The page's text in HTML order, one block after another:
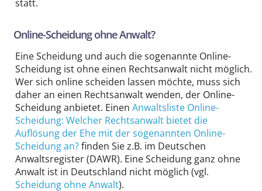
statt.
Online-Scheidung ohne Anwalt?
Eine Scheidung und auch die sogenannte Online-
Scheidung ist ohne einen Rechtsanwalt nicht möglich.
Wer sich online scheiden lassen möchte, muss sich
daher an einen Rechtsanwalt wenden, der Online-
Scheidung anbietet. EinenAnwaltsliste Online-
Scheidung: Welcher Rechtsanwalt bietet die
Auflösung der Ehe mit der sogenannten Online-
Scheidung an?finden Sie z.B. im Deutschen
Anwaltsregister (DAWR). Eine Scheidung ganz ohne
Anwalt ist in Deutschland nicht möglich (vgl.
Scheidung ohne Anwalt).